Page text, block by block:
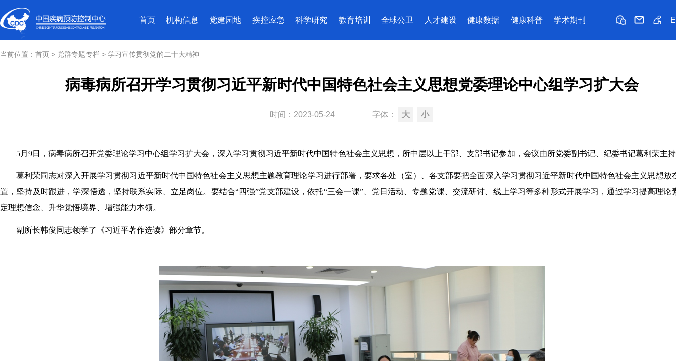
首页 机构信息 党建园地 疾控应急 科学研究 教育培训 全球公卫 人才建设 健康数据 健康科普 学术期刊
当前位置： 首页 > 党群专题专栏 > 学习宣传贯彻党的二十大精神
病毒病所召开学习贯彻习近平新时代中国特色社会主义思想党委理论中心组学习扩大会
时间： 2023-05-24 字体： 大 小
5月9日，病毒病所召开党委理论学习中心组学习扩大会，深入学习贯彻习近平新时代中国特色社会主义思想，所中层以上干部、支部书记参加，会议由所党委副书记、纪委书记葛利荣主
葛利荣同志对深入开展学习贯彻习近平新时代中国特色社会主义思想主题教育理论学习进行部署，要求各处（室）、各支部要把全面深入学习贯彻习近平新时代中国特色社会主义思想放
置，坚持及时跟进，学深悟透，坚持联系实际、立足岗位。要结合“四强”党支部建设，依托“三会一课”、党日活动、专题党课、交流研讨、线上学习等多种形式开展学习，通过学习提高理论
定理想信念、升华觉悟境界、增强能力本领。
副所长韩俊同志领学了《习近平著作选读》部分章节。